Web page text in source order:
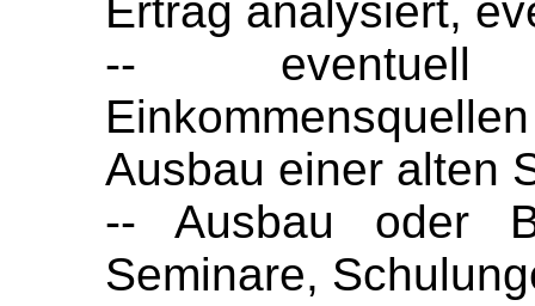
Ertrag analysiert,
-- eventuell
Ausbau einer alten
-- Ausbau oder
Seminare,